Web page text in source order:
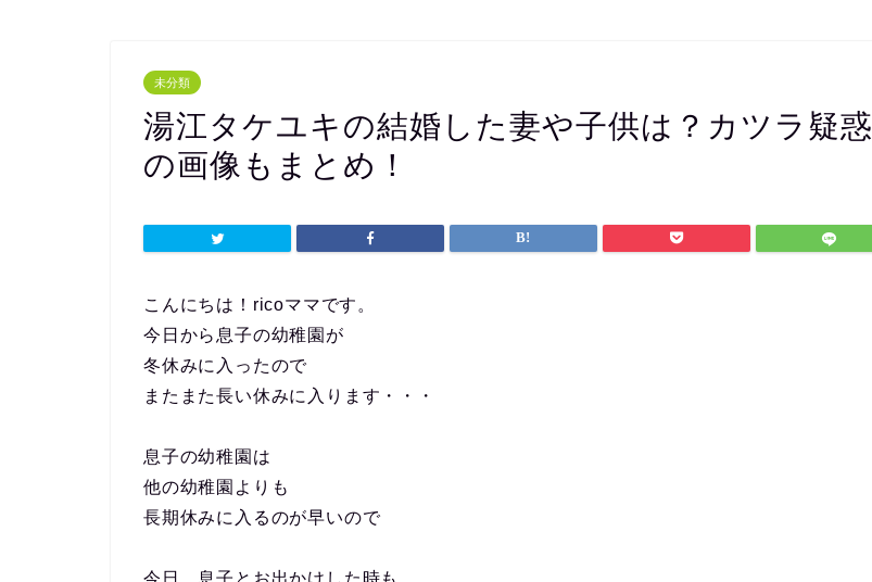
未分類
湯江タケユキの結婚した妻や子供は？カツラ疑惑
の画像もまとめ！
こんにちは！ricoママです。
今日から息子の幼稚園が
冬休みに入ったので
またまた長い休みに入ります・・・
息子の幼稚園は
他の幼稚園よりも
長期休みに入るのが早いので
今日、息子とお出かけした時も